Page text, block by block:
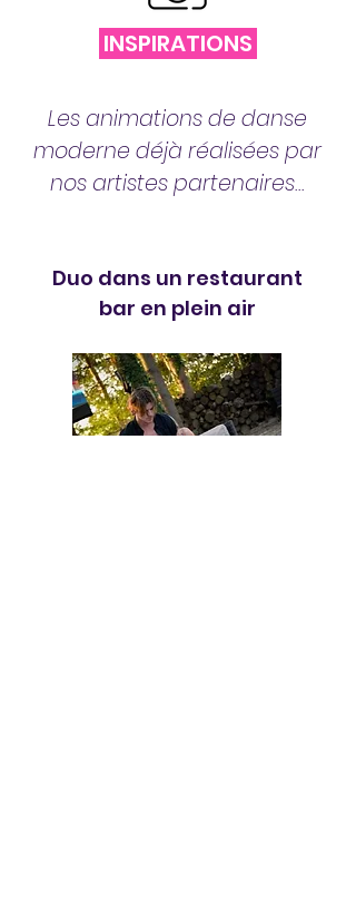
INSPIRATIONS
Les animations de danse
moderne déjà réalisées par
nos artistes partenaires...
Duo dans un restaurant
bar en plein air